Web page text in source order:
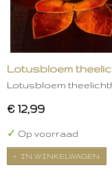
Lotusbloem
Lotusbloem
€ 12,99
✓ Op voorraad
IN WINKELWAGEN